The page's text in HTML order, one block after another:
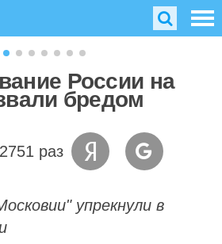
России на
бредом
раз
упрекнули в